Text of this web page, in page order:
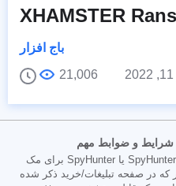
XHAMSTER
باج افزار
21,006
نسخه آزمایشی SpyHunter برای SpyHunter Pro یا SpyHunter برای مک
در صفحه تبلیغات/خرید ذکر شده